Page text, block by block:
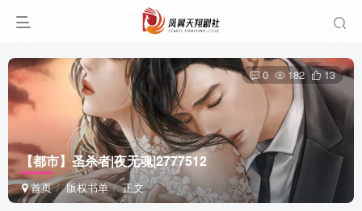
【都市】圣杀者|夜无魂|2777512
首页 版权书单 正文
0 182 13